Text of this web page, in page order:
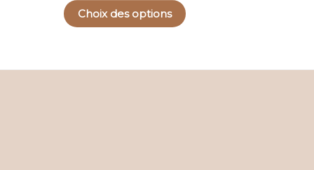
Choix des options